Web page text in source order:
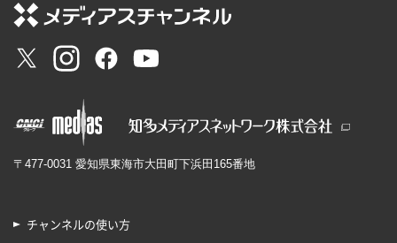
〒477-0031 愛知県東海市大田町下浜田165番地
チャンネルの使い方